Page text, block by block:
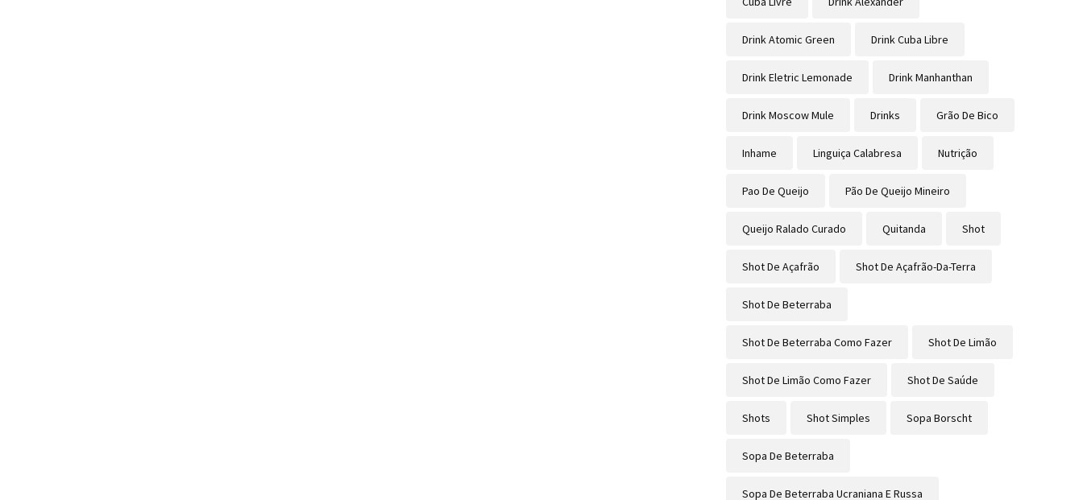
Drink Atomic Green Drink Cuba Libre
Drink Eletric Lemonade Drink Manhanthan
Drink Moscow Mule Drinks Grão De Bico
Inhame Linguiça Calabresa Nutrição
Pao De Queijo Pão De Queijo Mineiro
Queijo Ralado Curado Quitanda Shot
Shot De Açafrão Shot De Açafrão-Da-Terra
Shot De Beterraba
Shot De Beterraba Como Fazer Shot De Limão
Shot De Limão Como Fazer Shot De Saúde
Shots Shot Simples Sopa Borscht
Sopa De Beterraba
Sopa De Beterraba Ucraniana E Russa